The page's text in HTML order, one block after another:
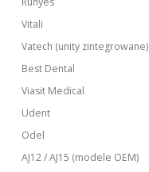
Vitali
Vatech (unity zintegrowane)
Best Dental
Viasit Medical
Udent
Odel
AJ12 / AJ15 (modele OEM)